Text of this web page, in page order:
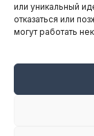
или уникальный
отказаться или
могут работать
Оплата онлайн